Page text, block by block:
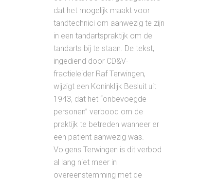
dat het mogelijk maakt voor
tandtechnici om aanwezig te zijn
in een tandartspraktijk om de
tandarts bij te staan. De tekst,
ingediend door CD&V-
fractieleider Raf Terwingen,
wijzigt een Koninklijk Besluit uit
1943, dat het “onbevoegde
personen” verbood om de
praktijk te betreden wanneer er
een patiënt aanwezig was.
Volgens Terwingen is dit verbod
al lang niet meer in
overeenstemming met de